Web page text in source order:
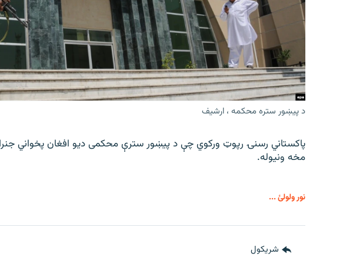
د پیښور ستره محکمه ، ارشیف
پاکستاني رسنۍ رپوټ ورکوي چې د پیښور سترې محکمی دیو افغان پخواني
مخه ونیوله.
نور ولولئ ...
شريکول